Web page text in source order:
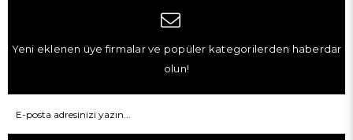
Yeni eklenen üye firmalar ve popüler kategorilerden haberdar
olun!